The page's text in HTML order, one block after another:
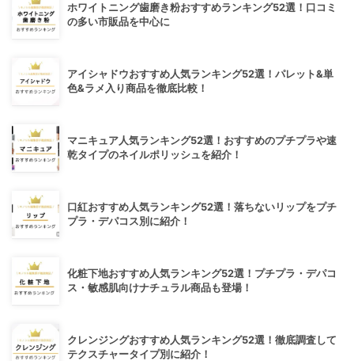
ホワイトニング歯磨き粉おすすめランキング52選！口コミ
の多い市販品を中心に
アイシャドウおすすめ人気ランキング52選！パレット&単
色&ラメ入り商品を徹底比較！
マニキュア人気ランキング52選！おすすめのプチプラや速
乾タイプのネイルポリッシュを紹介！
口紅おすすめ人気ランキング52選！落ちないリップをプチ
プラ・デパコス別に紹介！
化粧下地おすすめ人気ランキング52選！プチプラ・デパコ
ス・敏感肌向けナチュラル商品も登場！
クレンジングおすすめ人気ランキング52選！徹底調査して
テクスチャータイプ別に紹介！